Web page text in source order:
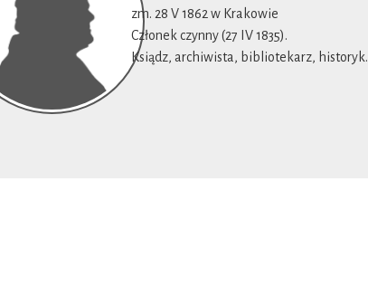
zm. 28 V 1862 w Krakowie
Członek czynny (27 IV 1835).
Ksiądz, archiwista, bibliotekarz, historyk.